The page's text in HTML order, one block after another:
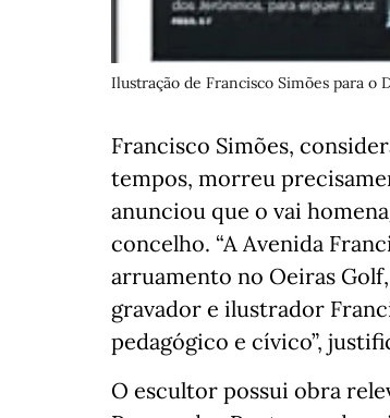
Ilustração de Francisco Simões para o
Francisco Simões,
tempos, morreu
anunciou que o vai
concelho. “A Avenida
arruamento no Oeiras
gravador e ilustrador
pedagógico e cívico”,
O escultor possui obra